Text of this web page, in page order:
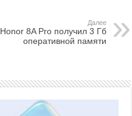
Далее
Honor 8A Pro получил 3 Гб
оперативной памяти